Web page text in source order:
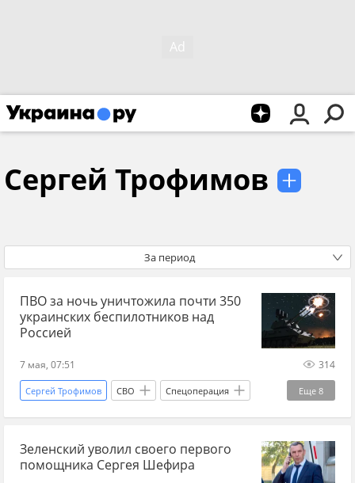
Сергей Трофимов
За период
ПВО за ночь уничтожила почти 350
украинских беспилотников над
Россией
7 мая, 07:51 314
Еще 8
Сергей Трофимов СВО Спецоперация
Пенза Ржев Сергей Собянин
Украина.ру Россия краснодарский край
Черное море Вооруженные силы Украины
Зеленский уволил своего первого
помощника Сергея Шефира